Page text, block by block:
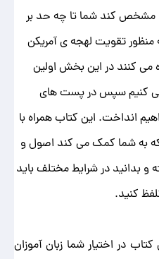
مشخص کند شما تا چه حد بر
منظور تقویت لهجه ی آمریکن
کتاب استفاده می کنند در این بخش اولین
می کنیم سپس در پست های
انداخت. این کتاب همراه با
به شما کمک می کند اصول و
و بدانید در شرایط مختلف باید
کنید.
در اختیار شما زبان آموزان